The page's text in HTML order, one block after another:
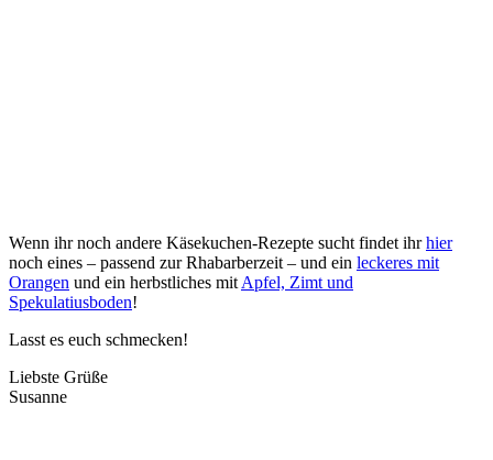
Wenn ihr noch andere Käsekuchen-Rezepte sucht findet ihrhier
noch eines – passend zur Rhabarberzeit – und ein leckeres mit
Orangen und ein herbstliches mit Apfel, Zimt und
Spekulatiusboden!
Lasst es euch schmecken!
Liebste Grüße
Susanne